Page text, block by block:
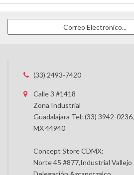
(33) 2493-7420
Calle 3 #1418
Zona Industrial
Guadalajara Tel: (33) 3942-0236,
MX 44940
Concept Store CDMX:
Norte 45 #877,Industrial Vallejo